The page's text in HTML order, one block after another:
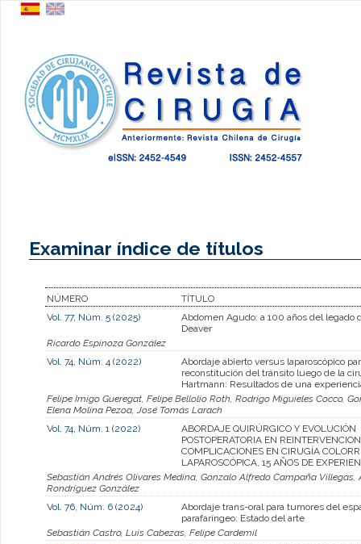
Examinar índice de títulos
NÚMERO
TÍTULO
Vol. 77, Núm. 5 (2025)
Abdomen Agudo: a 100 años del legado
Deaver
Ricardo Espinoza González
Vol. 74, Núm. 4 (2022)
Abordaje abierto versus laparoscópico
reconstitución del tránsito luego de la
Hartmann: Resultados de una
Felipe Imigo Gueregat, Felipe Bellolio Roth, Rodrigo Miguieles Cocco,
Elena Molina Pezoa, José Tomás Larach
Vol. 74, Núm. 1 (2022)
ABORDAJE QUIRÚRGICO Y EVOLUCIÓN
POSTOPERATORIA EN
COMPLICACIONES EN CIRUGÍA
LAPAROSCÓPICA, 15 AÑOS DE
Sebastián Andrés Olivares Medina, Gonzalo Alfredo Campaña
Rondríguez González
Vol. 76, Núm. 6 (2024)
Abordaje trans-oral para tumores del
parafaríngeo: Estado del arte
Sebastián Castro, Luis Cabezas, Felipe Cardemil